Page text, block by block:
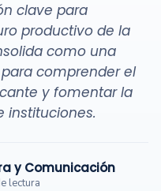
clave para
productivo de la
como una
comprender el
y fomentar la
instituciones.
y Comunicación
lectura